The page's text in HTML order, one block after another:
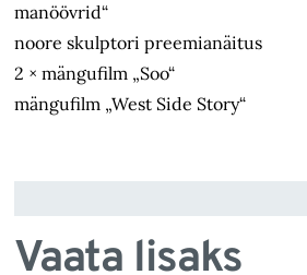
manöövrid“
noore skulptori preemianäitus
2 × mängufilm „Soo“
mängufilm „West Side Story“
Vaata lisaks